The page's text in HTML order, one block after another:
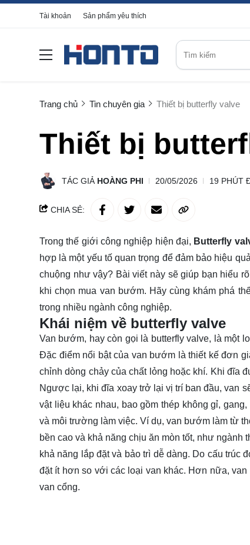
Tài khoản Sản phẩm yêu thích
Trang chủ Tin chuyên gia Thiết bị butterfly valve
Thiết bị
TÁC GIẢ HOÀNG PHI 20/05/2026 19 PHÚT
CHIA SẺ:
Trong thế giới công nghiệp hiện đại, Butterfly
hợp là một yếu tố quan trọng để đảm bảo hiệu
chuộng như vậy? Bài viết này sẽ giúp bạn hiểu
khi chọn mua van bướm. Hãy cùng khám phá
trong nhiều ngành công nghiệp.
Khái niệm về butterfly valve
Van bướm, hay còn gọi là butterfly valve, là một
Đặc điểm nổi bật của van bướm là thiết kế đơn
chỉnh dòng chảy của chất lỏng hoặc khí. Khi đĩa
Ngược lại, khi đĩa xoay trở lại vị trí ban đầu, van
vật liệu khác nhau, bao gồm thép không gỉ,
và môi trường làm việc. Ví dụ, van bướm làm từ
bền cao và khả năng chịu ăn mòn tốt, như
khả năng lắp đặt và bảo trì dễ dàng. Do cấu
đặt ít hơn so với các loại van khác. Hơn nữa,
van cổng.